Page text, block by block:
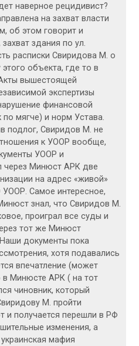
наверное рецидивист?
на захват власти
об этом говорит и
здания по ул.
расписки Свиридова М. о
объекта, где то в
вышестоящей
экспертизы
финансовой
мягче) и норм Устава.
подлог, Свиридов М. не
к УООР вообще,
УООР и
через Минюст АРК две
на адрес «живой»
УООР. Самое интересное,
знал, что Свиридов М.
проиграл все суды и
тот же Минюст
Наши документы пока
хотя подавались
впечатление (может
Минюсте АРК ( на тот
чиновник, который
М. пройти
и получается перешли в РФ
изменения, а
мафия